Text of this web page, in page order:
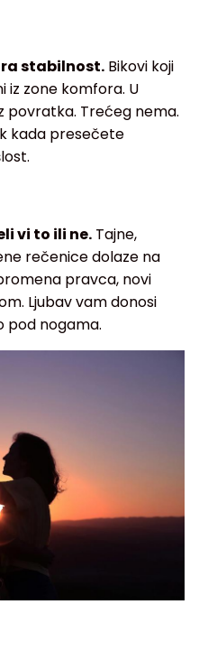
stabilnost. Bikovi koji
iz zone komfora. U
povratka. Trećeg nema.
kada presečete
vi to ili ne. Tajne,
rečenice dolaze na
pravca, novi
Ljubav vam donosi
pod nogama.